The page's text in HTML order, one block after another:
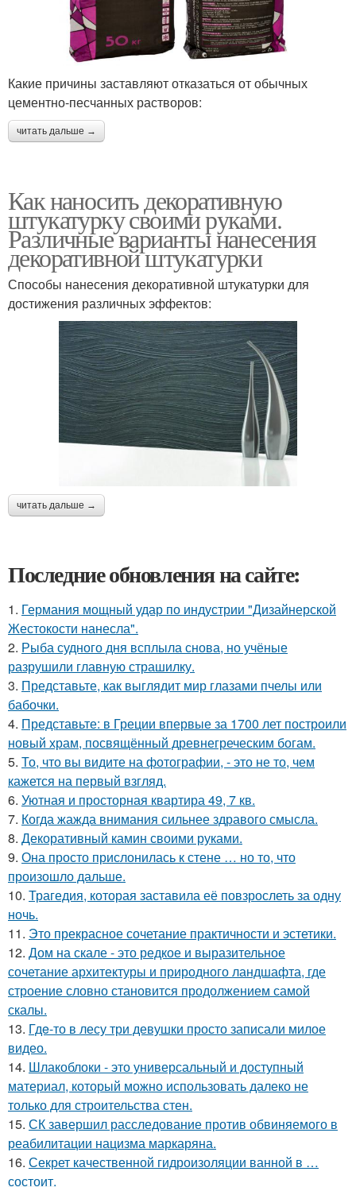
Какие причины заставляют отказаться от обычных
цементно-песчанных растворов:
читать дальше →
Как наносить декоративную
штукатурку своими руками.
Различные варианты нанесения
декоративной штукатурки
Способы нанесения декоративной штукатурки для
достижения различных эффектов:
читать дальше →
Последние обновления на сайте:
1. Германия мощный удар по индустрии "Дизайнерской
Жестокости нанесла".
2. Рыба судного дня всплыла снова, но учёные
разрушили главную страшилку.
3. Представьте, как выглядит мир глазами пчелы или
бабочки.
4. Представьте: в Греции впервые за 1700 лет построили
новый храм, посвящённый древнегреческим богам.
5. То, что вы видите на фотографии, - это не то, чем
кажется на первый взгляд.
6. Уютная и просторная квартира 49, 7 кв.
7. Когда жажда внимания сильнее здравого смысла.
8. Декоративный камин своими руками.
9. Она просто прислонилась к стене … но то, что
произошло дальше.
10. Трагедия, которая заставила её повзрослеть за одну
ночь.
11. Это прекрасное сочетание практичности и эстетики.
12. Дом на скале - это редкое и выразительное
сочетание архитектуры и природного ландшафта, где
строение словно становится продолжением самой
скалы.
13. Гдe-то в лесу три девушки просто записали милое
видео.
14. Шлакоблоки - это универсальный и доступный
материал, который можно использовать далеко не
только для строительства стен.
15. СК завершил расследование против обвиняемого в
реабилитации нацизма маркаряна.
16. Секрет качественной гидроизоляции ванной в …
состоит.